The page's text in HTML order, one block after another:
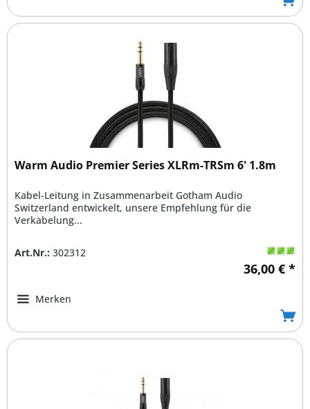
Warm Audio Premier Series XLRm-TRSm 6' 1.8m
Kabel-Leitung in Zusammenarbeit Gotham Audio
Switzerland entwickelt, unsere Empfehlung für die
Verkabelung...
Art.Nr.: 302312
36,00 € *
Merken